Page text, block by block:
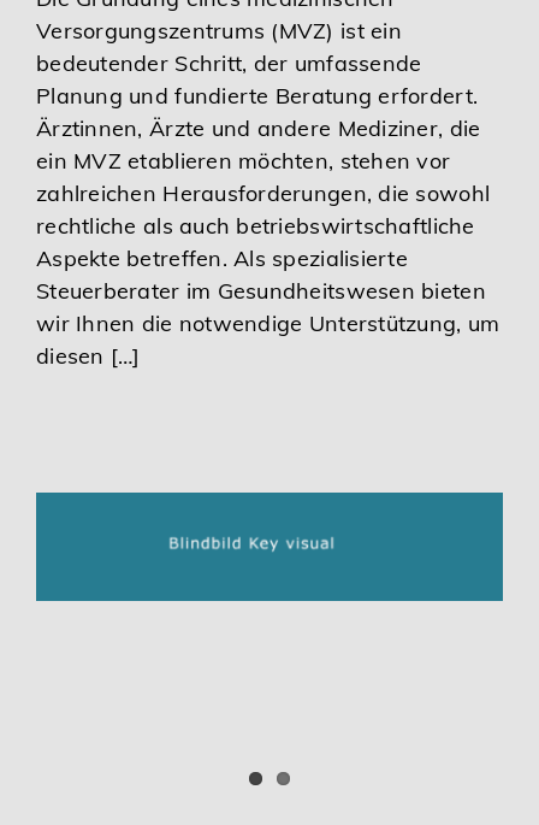
Versorgungszentrums (MVZ) ist ein
bedeutender Schritt, der umfassende
Planung und fundierte Beratung erfordert.
Ärztinnen, Ärzte und andere Mediziner, die
ein MVZ etablieren möchten, stehen vor
zahlreichen Herausforderungen, die sowohl
rechtliche als auch betriebswirtschaftliche
Aspekte betreffen. Als spezialisierte
Steuerberater im Gesundheitswesen bieten
wir Ihnen die notwendige Unterstützung, um
diesen […]